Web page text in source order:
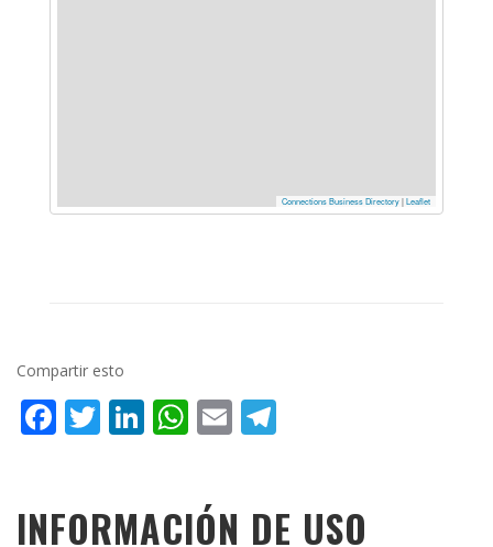
Connections Business Directory|Leaflet
Compartir esto
Facebook
Twitter
LinkedIn
WhatsApp
Email
INFORMACIÓN DE USO